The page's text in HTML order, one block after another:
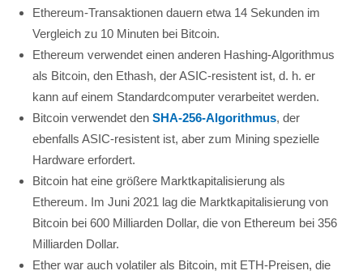
Ethereum-Transaktionen dauern etwa 14 Sekunden im
Vergleich zu 10 Minuten bei Bitcoin.
Ethereum verwendet einen anderen Hashing-Algorithmus
als Bitcoin, den Ethash, der ASIC-resistent ist, d. h. er
kann auf einem Standardcomputer verarbeitet werden.
Bitcoin verwendet den SHA-256-Algorithmus, der
ebenfalls ASIC-resistent ist, aber zum Mining spezielle
Hardware erfordert.
Bitcoin hat eine größere Marktkapitalisierung als
Ethereum. Im Juni 2021 lag die Marktkapitalisierung von
Bitcoin bei 600 Milliarden Dollar, die von Ethereum bei 356
Milliarden Dollar.
Ether war auch volatiler als Bitcoin, mit ETH-Preisen, die